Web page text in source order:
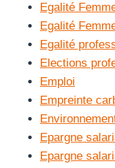
Egalité
Egalité
Egalité
Elections
Emploi
Empreinte
Epargne
Epargne